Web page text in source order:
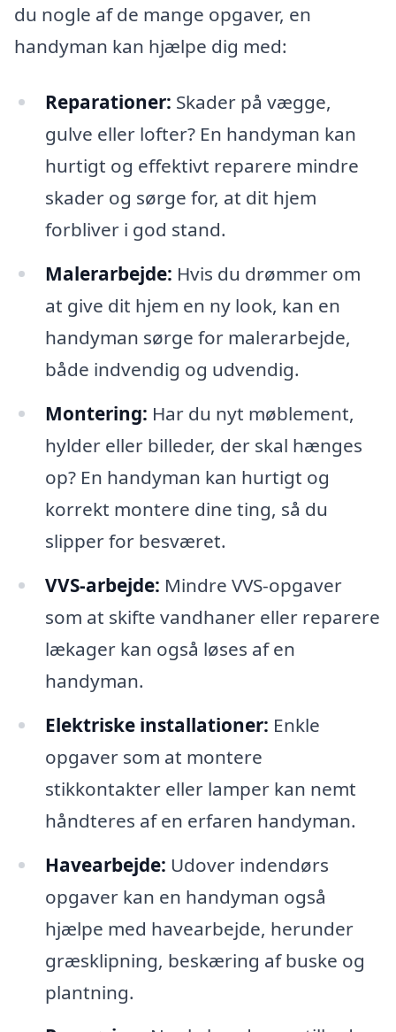
du nogle af de mange opgaver, en
handyman kan hjælpe dig med:
Reparationer: Skader på vægge,
gulve eller lofter? En handyman kan
hurtigt og effektivt reparere mindre
skader og sørge for, at dit hjem
forbliver i god stand.
Malerarbejde: Hvis du drømmer om
at give dit hjem en ny look, kan en
handyman sørge for malerarbejde,
både indvendig og udvendig.
Montering: Har du nyt møblement,
hylder eller billeder, der skal hænges
op? En handyman kan hurtigt og
korrekt montere dine ting, så du
slipper for besværet.
VVS-arbejde: Mindre VVS-opgaver
som at skifte vandhaner eller reparere
lækager kan også løses af en
handyman.
Elektriske installationer: Enkle
opgaver som at montere
stikkontakter eller lamper kan nemt
håndteres af en erfaren handyman.
Havearbejde: Udover indendørs
opgaver kan en handyman også
hjælpe med havearbejde, herunder
græsklipning, beskæring af buske og
plantning.